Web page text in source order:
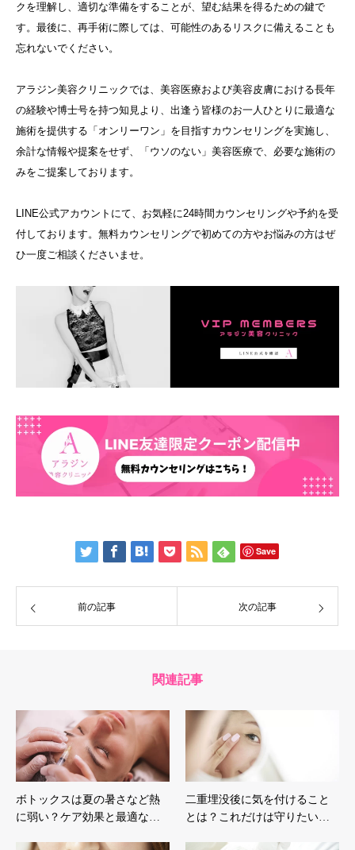
クを理解し、適切な準備をすることが、望む結果を得るための鍵で
す。最後に、再手術に際しては、可能性のあるリスクに備えることも
忘れないでください。
アラジン美容クリニックでは、美容医療および美容皮膚における長年
の経験や博士号を持つ知見より、出逢う皆様のお一人ひとりに最適な
施術を提供する「オンリーワン」を目指すカウンセリングを実施し、
余計な情報や提案をせず、「ウソのない」美容医療で、必要な施術の
みをご提案しております。
LINE公式アカウントにて、お気軽に24時間カウンセリングや予約を受
付しております。無料カウンセリングで初めての方やお悩みの方はぜ
ひ一度ご相談くださいませ。
Save
前の記事 次の記事
関連記事
ボトックスは夏の暑さなど熱
に弱い？ケア効果と最適な…
二重埋没後に気を付けること
とは？これだけは守りたい…